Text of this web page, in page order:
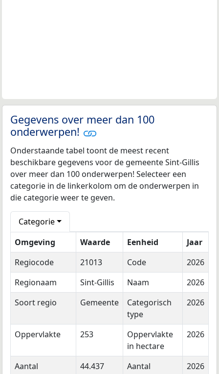
Gegevens over meer dan 100
onderwerpen!
Onderstaande tabel toont de meest recent
beschikbare gegevens voor de gemeente Sint-Gillis
over meer dan 100 onderwerpen! Selecteer een
categorie in de linkerkolom om de onderwerpen in
die categorie weer te geven.
Categorie
Omgeving
Waarde Eenheid
Jaar
Regiocode
21013 Code
2026
Regionaam
Sint-Gillis Naam
2026
Soort regio
Gemeente
Categorisch
type
2026
Oppervlakte 253
Oppervlakte
in hectare
2026
Aantal
44.437 Aantal 2026